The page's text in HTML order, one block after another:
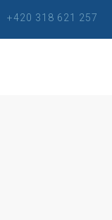
+420 318 621 257